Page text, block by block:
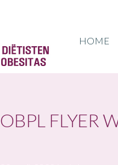
HOME
OBPL FLYER